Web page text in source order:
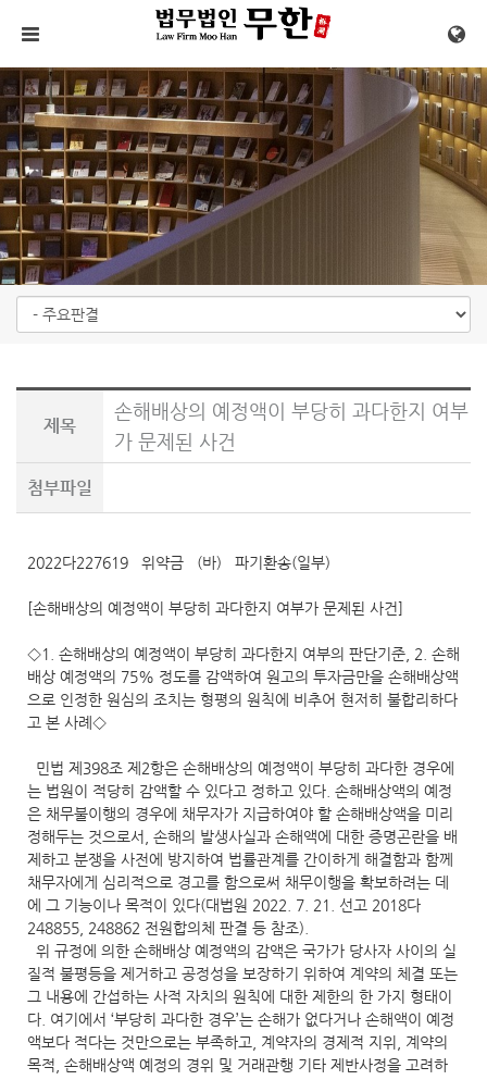
메뉴 건너뛰기
제목
손해배상의 예정액이 부당히 과다한지 여부
가 문제된 사건
첨부파일
2022다227619 위약금 (바) 파기환송(일부)
[손해배상의 예정액이 부당히 과다한지 여부가 문제된 사건]
◇1. 손해배상의 예정액이 부당히 과다한지 여부의 판단기준, 2. 손해
배상 예정액의 75% 정도를 감액하여 원고의 투자금만을 손해배상액
으로 인정한 원심의 조치는 형평의 원칙에 비추어 현저히 불합리하다
고 본 사례◇
민법 제398조 제2항은 손해배상의 예정액이 부당히 과다한 경우에
는 법원이 적당히 감액할 수 있다고 정하고 있다. 손해배상액의 예정
은 채무불이행의 경우에 채무자가 지급하여야 할 손해배상액을 미리
정해두는 것으로서, 손해의 발생사실과 손해액에 대한 증명곤란을 배
제하고 분쟁을 사전에 방지하여 법률관계를 간이하게 해결함과 함께
채무자에게 심리적으로 경고를 함으로써 채무이행을 확보하려는 데
에 그 기능이나 목적이 있다(대법원 2022. 7. 21. 선고 2018다
248855, 248862 전원합의체 판결 등 참조).
위 규정에 의한 손해배상 예정액의 감액은 국가가 당사자 사이의 실
질적 불평등을 제거하고 공정성을 보장하기 위하여 계약의 체결 또는
그 내용에 간섭하는 사적 자치의 원칙에 대한 제한의 한 가지 형태이
다. 여기에서 ‘부당히 과다한 경우’는 손해가 없다거나 손해액이 예정
액보다 적다는 것만으로는 부족하고, 계약자의 경제적 지위, 계약의
목적, 손해배상액 예정의 경위 및 거래관행 기타 제반사정을 고려하